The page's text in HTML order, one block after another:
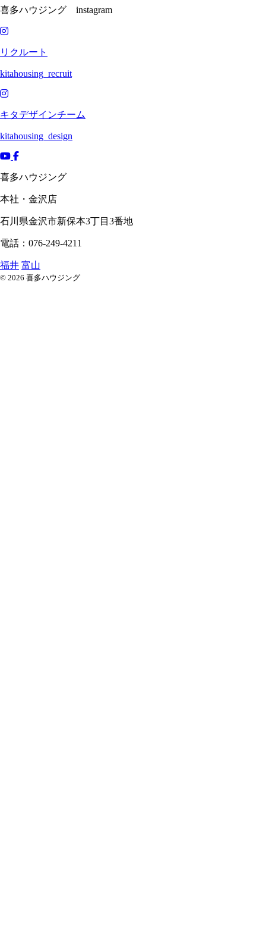
喜多ハウジング instagram
リクルート
kitahousing_recruit
キタデザインチーム
kitahousing_design
喜多ハウジング
本社・金沢店
石川県金沢市新保本3丁目3番地
電話：076-249-4211
福井 富山
© 2026 喜多ハウジング